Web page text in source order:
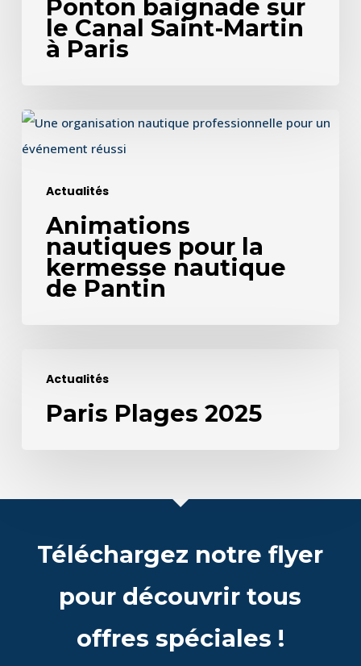
Canal
Saint-
Martin
Paris
Ponton baignade sur
le Canal Saint-Martin
à Paris
Actualités
Animations
nautiques
kermesse
nautique
Pantin
Animations
nautiques pour la
kermesse nautique
de Pantin
Actualités
Plages
Paris Plages 2025
Téléchargez notre flyer
pour découvrir tous
offres spéciales !